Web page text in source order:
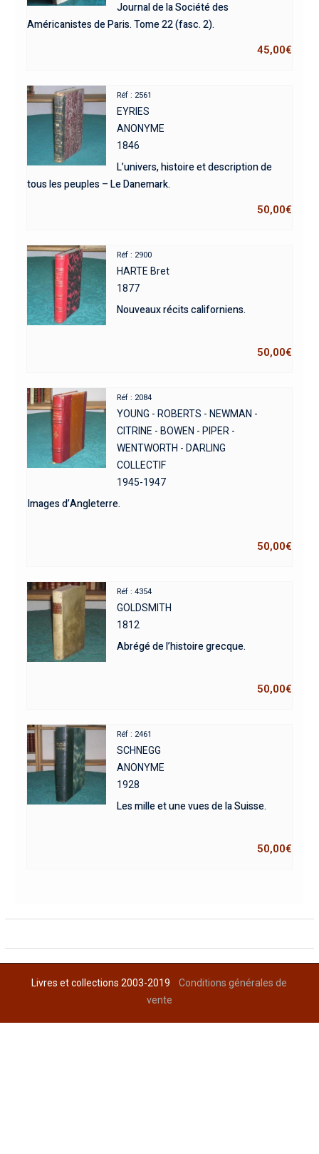
Journal de la Société des
Américanistes de Paris. Tome 22 (fasc. 2).
45,00€
Réf : 2561
EYRIES
ANONYME
1846
L’univers, histoire et description de
tous les peuples – Le Danemark.
50,00€
Réf : 2900
HARTE Bret
1877
Nouveaux récits californiens.
50,00€
Réf : 2084
YOUNG - ROBERTS - NEWMAN -
CITRINE - BOWEN - PIPER -
WENTWORTH - DARLING
COLLECTIF
1945-1947
Images d’Angleterre.
50,00€
Réf : 4354
GOLDSMITH
1812
Abrégé de l’histoire grecque.
50,00€
Réf : 2461
SCHNEGG
ANONYME
1928
Les mille et une vues de la Suisse.
50,00€
Livres et collections 2003-2019Conditions générales de
vente